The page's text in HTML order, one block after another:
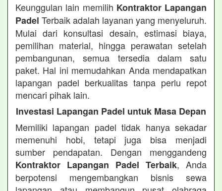
Keunggulan lain memilih Kontraktor Lapangan
Padel Terbaik adalah layanan yang menyeluruh.
Mulai dari konsultasi desain, estimasi biaya,
pemilihan material, hingga perawatan setelah
pembangunan, semua tersedia dalam satu
paket. Hal ini memudahkan Anda mendapatkan
lapangan padel berkualitas tanpa perlu repot
mencari pihak lain.
Investasi Lapangan Padel untuk Masa Depan
Memiliki lapangan padel tidak hanya sekadar
memenuhi hobi, tetapi juga bisa menjadi
sumber pendapatan. Dengan menggandeng
Kontraktor Lapangan Padel Terbaik, Anda
berpotensi mengembangkan bisnis sewa